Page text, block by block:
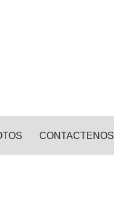
CONTACTENOS